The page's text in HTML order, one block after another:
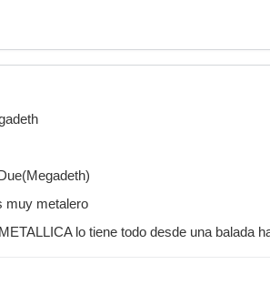
muy metalero
lo tiene todo desde una balada